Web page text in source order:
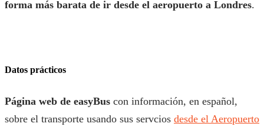
forma más barata de ir desde el aeropuerto a Londres.
Datos prácticos
Página web de easyBus con información, en español,
sobre el transporte usando sus servcios desde el Aeropuerto